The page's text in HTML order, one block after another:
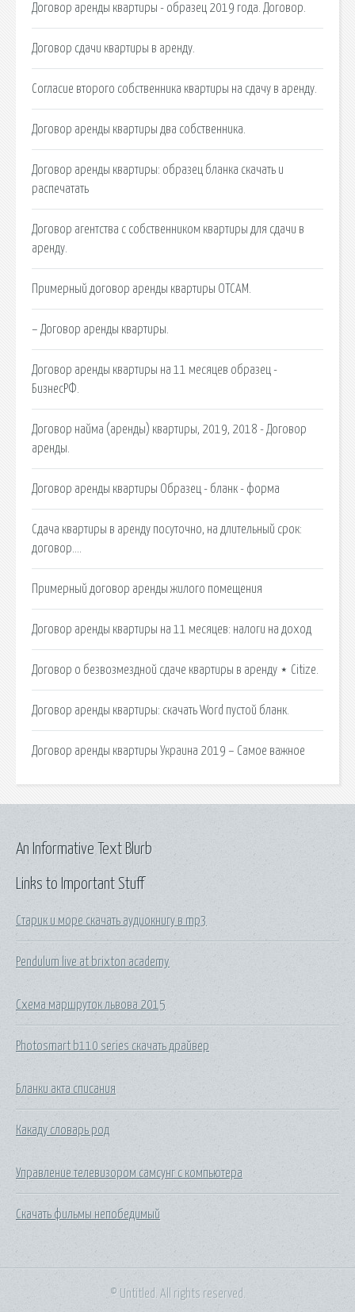
Договор аренды квартиры - образец 2019 года. Договор.
Договор сдачи квартиры в аренду.
Согласие второго собственника квартиры на сдачу в аренду.
Договор аренды квартиры два собственника.
Договор аренды квартиры: образец бланка скачать и
распечатать
Договор агентства с собственником квартиры для сдачи в
аренду.
Примерный договор аренды квартиры OTCAM.
– Договор аренды квартиры.
Договор аренды квартиры на 11 месяцев образец -
БизнесРФ.
Договор найма (аренды) квартиры, 2019, 2018 - Договор
аренды.
Договор аренды квартиры Образец - бланк - форма
Сдача квартиры в аренду посуточно, на длительный срок:
договор….
Примерный договор аренды жилого помещения
Договор аренды квартиры на 11 месяцев: налоги на доход
Договор о безвозмездной сдаче квартиры в аренду ⋆ Citize.
Договор аренды квартиры: скачать Word пустой бланк.
Договор аренды квартиры Украина 2019 – Самое важное
Links to Important Stuff
Старик и море скачать аудиокнигу в mp3
Pendulum live at brixton academy
Схема маршруток львова 2015
Photosmart b110 series скачать драйвер
Бланки акта списания
Какаду словарь род
Управление телевизором самсунг с компьютера
Скачать фильмы непобедимый
An Informative Text Blurb
© Untitled. All rights reserved.